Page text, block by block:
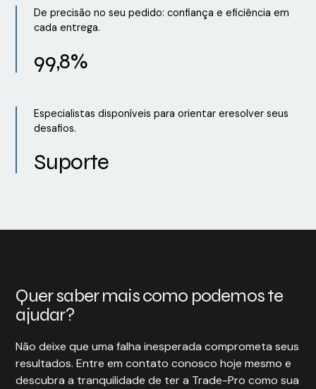
De precisão no seu pedido: confiança e eficiência em
cada entrega.
99,8%
Especialistas disponíveis para orientar eresolver seus
desafios.
Suporte
Quer saber mais como podemos te
ajudar?
Não deixe que uma falha inesperada comprometa seus
resultados. Entre em contato conosco hoje mesmo e
descubra a tranquilidade de ter a Trade-Pro como sua